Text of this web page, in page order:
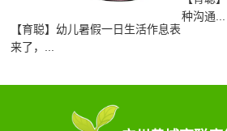
【育聪】幼儿暑假一日生活作息表
来了，...
种沟通...